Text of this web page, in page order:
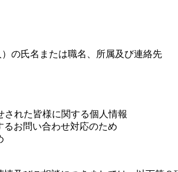
の氏名または職名、所属及び連絡先
された皆様に関する個人情報
るお問い合わせ対応のため